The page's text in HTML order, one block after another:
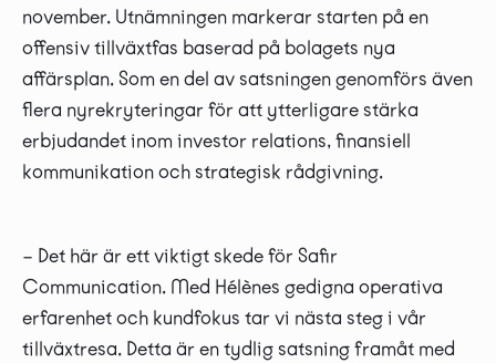
november. Utnämningen markerar starten på en
offensiv tillväxtfas baserad på bolagets nya
affärsplan. Som en del av satsningen genomförs även
flera nyrekryteringar för att ytterligare stärka
erbjudandet inom investor relations, finansiell
kommunikation och strategisk rådgivning.
– Det här är ett viktigt skede för Safir
Communication. Med Hélènes gedigna operativa
erfarenhet och kundfokus tar vi nästa steg i vår
tillväxtresa. Detta är en tydlig satsning framåt med